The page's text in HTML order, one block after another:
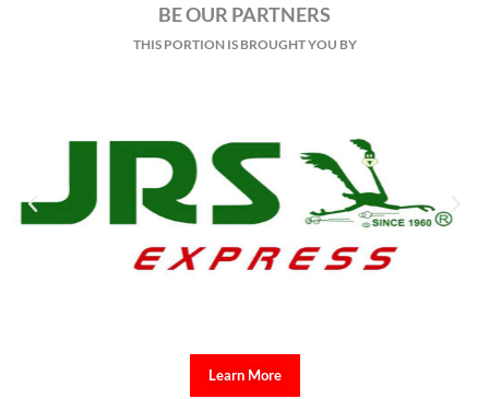
BE OUR PARTNERS
THIS PORTION IS BROUGHT YOU BY
Learn More